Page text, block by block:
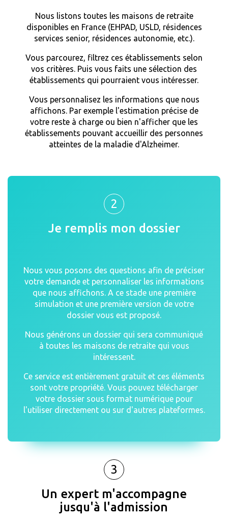
Nous listons toutes les maisons de retraite
disponibles en France (EHPAD, USLD, résidences
services senior, résidences autonomie, etc.).
Vous parcourez, filtrez ces établissements selon
vos critères. Puis vous faits une sélection des
établissements qui pourraient vous intéresser.
Vous personnalisez les informations que nous
affichons. Par exemple l'estimation précise de
votre reste à charge ou bien n'afficher que les
établissements pouvant accueillir des personnes
atteintes de la maladie d'Alzheimer.
2
Je remplis mon dossier
Nous vous posons des questions afin de préciser
votre demande et personnaliser les informations
que nous affichons. A ce stade une première
simulation et une première version de votre
dossier vous est proposé.
Nous générons un dossier qui sera communiqué
à toutes les maisons de retraite qui vous
intéressent.
Ce service est entièrement gratuit et ces éléments
sont votre propriété. Vous pouvez télécharger
votre dossier sous format numérique pour
l'utiliser directement ou sur d'autres plateformes.
3
Un expert m'accompagne
jusqu'à l'admission